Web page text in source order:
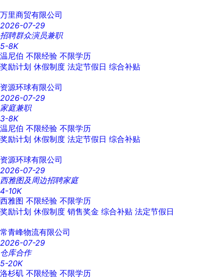
万里商贸有限公司
2026-07-29
招聘群众演员兼职
5-8K
温尼伯 不限经验 不限学历
奖励计划 休假制度 法定节假日 综合补贴
资源环球有限公司
2026-07-29
家庭兼职
3-8K
温尼伯 不限经验 不限学历
奖励计划 休假制度 法定节假日 综合补贴
资源环球有限公司
2026-07-29
西雅图及周边招聘家庭
4-10K
西雅图 不限经验 不限学历
奖励计划 休假制度 销售奖金 综合补贴 法定节假日
常青峰物流有限公司
2026-07-29
仓库合作
5-20K
洛杉矶 不限经验 不限学历